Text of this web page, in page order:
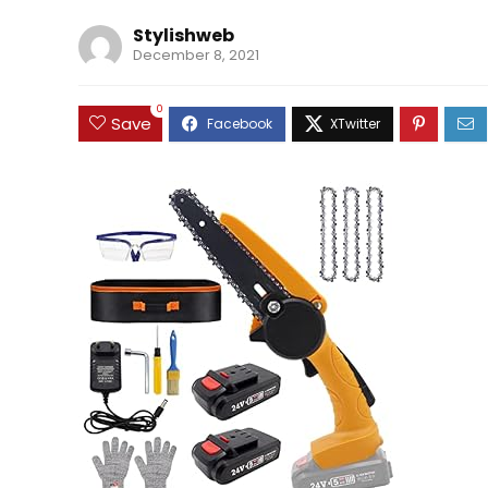
Stylishweb
December 8, 2021
Save
0